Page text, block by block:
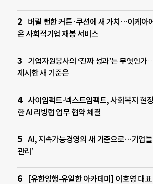
버릴 뻔한 커튼·쿠션에 새 가치…이케아
온 사회적기업 재봉 서비스
기업자원봉사의 ‘진짜 성과’는 무엇인가
제시한 새 기준은
사이임팩트-넥스트임팩트, 사회복지 현
한 AI 리빙랩 업무 협약 체결
AI, 지속가능경영의 새 기준으로…기업들
관리’
[유한양행-유일한 아카데미] 이호영 대표